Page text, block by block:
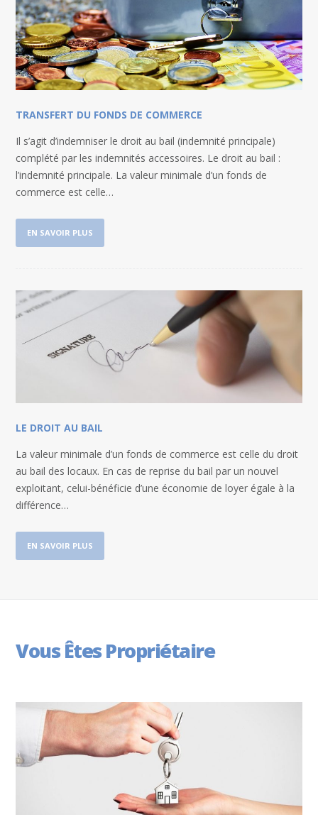
TRANSFERT DU FONDS DE COMMERCE
Il s’agit d’indemniser le droit au bail (indemnité principale)
complété par les indemnités accessoires. Le droit au bail :
l’indemnité principale. La valeur minimale d’un fonds de
commerce est celle…
EN SAVOIR PLUS
LE DROIT AU BAIL
La valeur minimale d’un fonds de commerce est celle du droit
au bail des locaux. En cas de reprise du bail par un nouvel
exploitant, celui-bénéficie d’une économie de loyer égale à la
différence…
EN SAVOIR PLUS
Vous Êtes Propriétaire